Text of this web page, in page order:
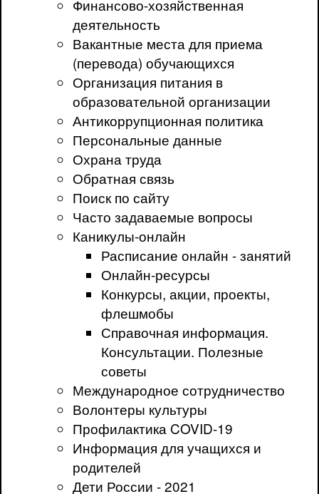
Финансово-хозяйственная
деятельность
Вакантные места для приема
(перевода) обучающихся
Организация питания в
образовательной организации
Антикоррупционная политика
Персональные данные
Охрана труда
Обратная связь
Поиск по сайту
Часто задаваемые вопросы
Каникулы-онлайн
Расписание онлайн - занятий
Онлайн-ресурсы
Конкурсы, акции, проекты,
флешмобы
Справочная информация.
Консультации. Полезные
советы
Международное сотрудничество
Волонтеры культуры
Профилактика COVID-19
Информация для учащихся и
родителей
Дети России - 2021